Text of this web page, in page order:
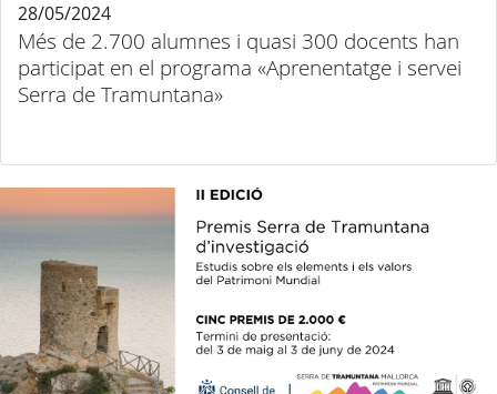
Més de 2.700 alumnes i quasi 300 docents han
participat en el programa «Aprenentatge i servei
Serra de Tramuntana»
28/05/2024